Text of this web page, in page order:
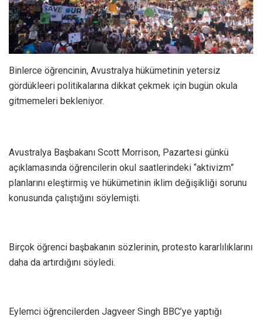
Binlerce öğrencinin, Avustralya hükümetinin yetersiz
gördükleeri politikalarına dikkat çekmek için bugün okula
gitmemeleri bekleniyor.
Avustralya Başbakanı Scott Morrison, Pazartesi günkü
açıklamasında öğrencilerin okul saatlerindeki “aktivizm”
planlarını eleştirmiş ve hükümetinin iklim değişikliği sorunu
konusunda çalıştığını söylemişti.
Birçok öğrenci başbakanın sözlerinin, protesto kararlılıklarını
daha da artırdığını söyledi.
Eylemci öğrencilerden Jagveer Singh BBC’ye yaptığı